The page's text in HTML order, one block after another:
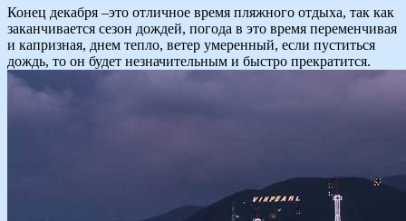
Конец декабря –это отличное время пляжного отдыха, так как
заканчивается сезон дождей, погода в это время переменчивая
и капризная, днем тепло, ветер умеренный, если пуститься
дождь, то он будет незначительным и быстро прекратится.